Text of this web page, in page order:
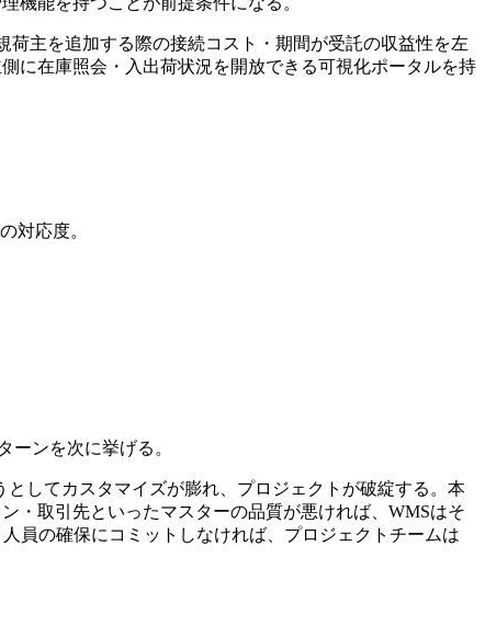
主を追加する際の接続コスト・期間が受託の収益性を左
に在庫照会・入出荷状況を開放できる可視化ポータルを持
対応度。
ンを次に挙げる。
してカスタマイズが膨れ、プロジェクトが破綻する。本
・取引先といったマスターの品質が悪ければ、WMSはそ
員の確保にコミットしなければ、プロジェクトチームは